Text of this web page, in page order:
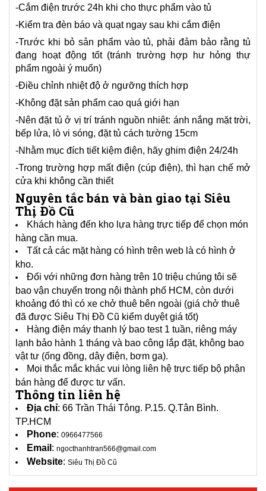
-Cắm điện trước 24h khi cho thực phẩm vào tủ
-Kiểm tra đèn báo và quạt ngay sau khi cắm điện
-Trước khi bỏ sản phẩm vào tủ, phải đảm bảo rằng tủ
đang hoạt động tốt (tránh trường hợp hư hỏng thự
phẩm ngoài ý muốn)
-Điều chỉnh nhiệt độ ở ngưỡng thích hợp
-Không đặt sản phẩm cao quá giới hạn
-Nên đặt tủ ở vị trí tránh nguồn nhiêt: ánh nắng mặt trời,
bếp lửa, lò vi sóng, đặt tủ cách tường 15cm
-Nhằm mục đích tiết kiệm điện, hãy ghim điện 24/24h
-Trong trường hợp mất điện (cúp điện), thì hạn chế mở
cửa khi không cần thiết
Nguyên tắc bán và bàn giao tại Siêu
Thị Đồ Cũ
Khách hàng đến kho lựa hàng trực tiếp để chọn món
hàng cần mua.
Tất cả các mặt hàng có hình trên web là có hình ở
kho.
Đối với những đơn hàng trên 10 triệu chúng tôi sẽ
bao vận chuyển trong nội thành phố HCM, còn dưới
khoảng đó thì có xe chở thuê bên ngoài (giá chở thuê
đã được Siêu Thị Đồ Cũ kiểm duyệt giá tốt)
Hàng điện máy thanh lý bao test 1 tuần, riêng máy
lạnh bảo hành 1 tháng và bao công lắp đặt, không bao
vật tư (ống đồng, dây điện, bơm ga).
Mọi thắc mắc khác vui lòng liên hệ trực tiếp bộ phận
bán hàng để được tư vấn.
Thông tin liên hệ
Địa chỉ: 66 Trần Thái Tông. P.15. Q.Tân Bình.
TP.HCM
Phone: 0966477566
Email : ngocthanhtran566@gmail.com
Website: Siêu Thị Đồ Cũ